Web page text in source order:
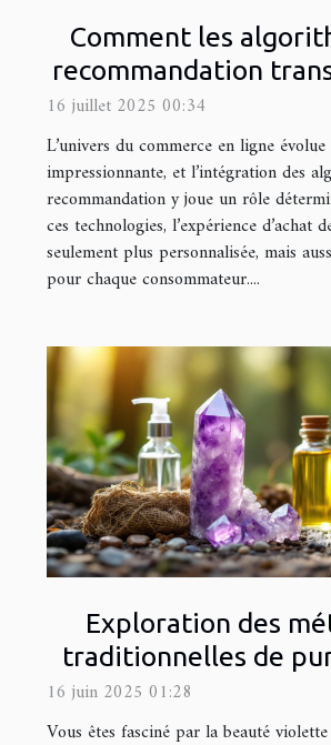
Comment les
recommandation
ils le commerce en
16 juillet 2025 00:34
L’univers du commerce en ligne
impressionnante, et l’intégration des
recommandation y joue un rôle
ces technologies, l’expérience d’achat
seulement plus personnalisée, mais
pour chaque consommateur....
Exploration des
traditionnelles de
de l'améthyste
16 juin 2025 01:28
Vous êtes fasciné par la beauté violette